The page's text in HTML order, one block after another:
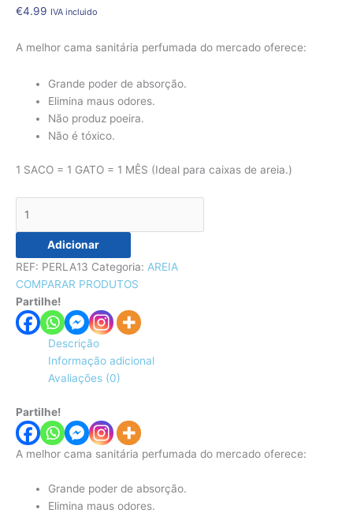
€4.99 IVA incluido
A melhor cama sanitária perfumada do mercado oferece:
Grande poder de absorção.
Elimina maus odores.
Não produz poeira.
Não é tóxico.
1 SACO = 1 GATO = 1 MÊS (Ideal para caixas de areia.)
(3,8
Adicionar
REF: PERLA13 Categoria: AREIA
COMPARAR PRODUTOS
Partilhe!
Descrição
Informação adicional
Avaliações (0)
Partilhe!
A melhor cama sanitária perfumada do mercado oferece:
Grande poder de absorção.
Elimina maus odores.